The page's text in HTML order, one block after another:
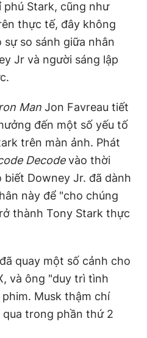
- BTTTT cấp ngày 24.3.2020
về Báo Thanh Niên. Cấm sao
có sự chấp thuận bằng văn
JSC.
Stark, cũng như
thực tế, đây không
sự so sánh giữa nhân
Jr và người sáng lập
Man Jon Favreau tiết
đến một số yếu tố
trên màn ảnh. Phát
Decodevào thời
biết Downey Jr. đã dành
này để "cho chúng
thành Tony Stark thực
quay một số cảnh cho
và ông "duy trì tình
Musk thậm chí
trong phần thứ 2